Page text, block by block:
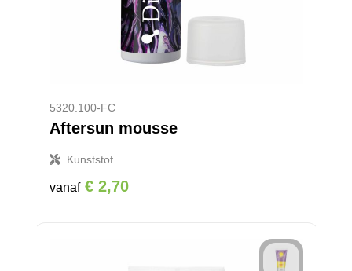
5320.100-FC
Aftersun mousse
Kunststof
vanaf € 2,70